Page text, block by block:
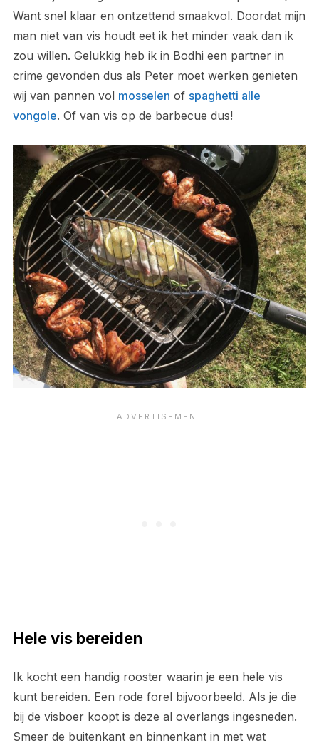
Want snel klaar en ontzettend smaakvol. Doordat mijn
man niet van vis houdt eet ik het minder vaak dan ik
zou willen. Gelukkig heb ik in Bodhi een partner in
crime gevonden dus als Peter moet werken genieten
wij van pannen vol mosselen of spaghetti alle
vongole. Of van vis op de barbecue dus!
Hele vis bereiden
Ik kocht een handig rooster waarin je een hele vis
kunt bereiden. Een rode forel bijvoorbeeld. Als je die
bij de visboer koopt is deze al overlangs ingesneden.
Smeer de buitenkant en binnenkant in met wat